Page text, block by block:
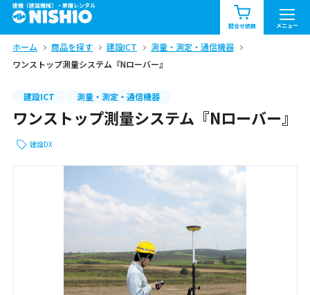
建機（建設機械）・重機レンタル
問合せ依頼 メニュー
商品一覧 お知らせ一覧
問合せ依頼リスト お問合せ
北海道 東北 関東
九州・沖縄（外部）
ホーム 商品を探す 建設ICT
測量・測定・通信機器
ワンストップ測量システム『Nローバー』
建設ICT 測量・測定・通信機器
ワンストップ測量システム『Nローバー』
建設DX